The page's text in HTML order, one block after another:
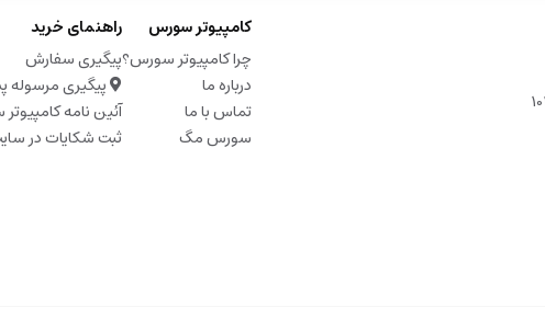
کامپیوتر سورس
چرا کامپیوتر سورس؟
درباره ما
تماس با ما
سورس مگ
راهنمای خرید
پیگیری سفارش
پیگیری مرسوله
آئین نامه
ثبت شکایات در